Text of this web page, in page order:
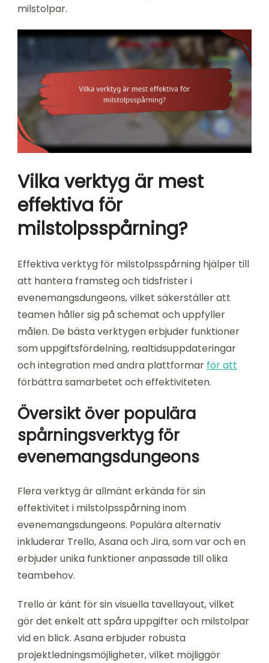
milstolpar.
Vilka verktyg är mest
effektiva för
milstolpsspårning?
Effektiva verktyg för milstolpsspårning hjälper till
att hantera framsteg och tidsfrister i
evenemangsdungeons, vilket säkerställer att
teamen håller sig på schemat och uppfyller
målen. De bästa verktygen erbjuder funktioner
som uppgiftsfördelning, realtidsuppdateringar
och integration med andra plattformar för att
förbättra samarbetet och effektiviteten.
Översikt över populära
spårningsverktyg för
evenemangsdungeons
Flera verktyg är allmänt erkända för sin
effektivitet i milstolpsspårning inom
evenemangsdungeons. Populära alternativ
inkluderar Trello, Asana och Jira, som var och en
erbjuder unika funktioner anpassade till olika
teambehov.
Trello är känt för sin visuella tavellayout, vilket
gör det enkelt att spåra uppgifter och milstolpar
vid en blick. Asana erbjuder robusta
projektledningsmöjligheter, vilket möjliggör